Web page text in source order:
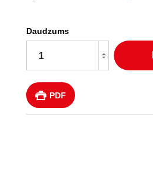
Daudzums
PDF